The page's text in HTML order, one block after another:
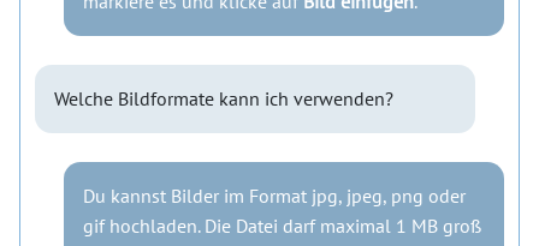
Welche Bildformate kann ich verwenden?
Du kannst Bilder im Format jpg, jpeg, png oder
gif hochladen. Die Datei darf maximal 1 MB groß